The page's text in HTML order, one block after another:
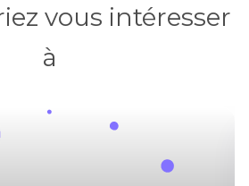
vous intéresser
à